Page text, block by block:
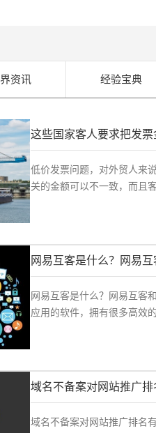
资讯 经验宝典
这些国家客人要求把发
低价发票问题，对外贸人来
关的金额可以不一致，而且
网易互客是什么？网易
网易互客是什么？网易互客
应用的软件，拥有很多高效
域名不备案对网站推广
域名不备案对网站推广排名